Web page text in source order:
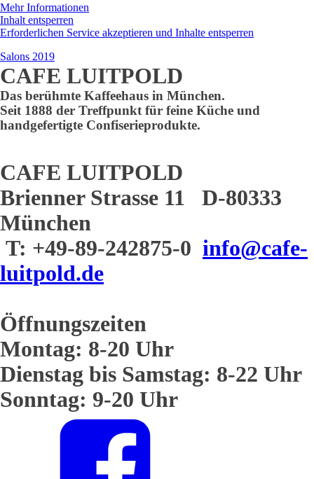
Mehr Informationen
Inhalt entsperren
Erforderlichen Service akzeptieren und Inhalte entsperren
Salons 2019
CAFE LUITPOLD
Das berühmte Kaffeehaus in München.
Seit 1888 der Treffpunkt für feine Küche und
handgefertigte Confiserieprodukte.
CAFE LUITPOLD
Brienner Strasse 11 D-80333
München
T: +49-89-242875-0 info@cafe-
luitpold.de
Öffnungszeiten
Montag: 8-20 Uhr
Dienstag bis Samstag: 8-22 Uhr
Sonntag: 9-20 Uhr